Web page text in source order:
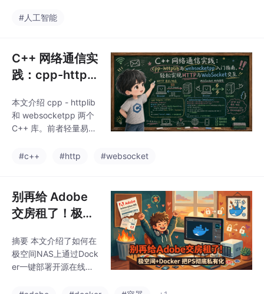
速度与精度。
Marketplace,前端 Nex
#人工智能
C++ 网络通信实
践：cpp-httpli
tpp 入门指南，
轻松实现 HTTP
交互
本文介绍 cpp - httplib
和 websocketpp 两个
C++ 库。前者轻量易
客户端和服务端，适用
Socket 全双工通信，帮
助实现实时应用开发。
#c++ #http #websocket
别再给 Adobe
交房租了！极空
我把 PS 彻底私
有化了
摘要 本文介绍了如何在
极空间NAS上通过Dock
er一键部署开源在线图